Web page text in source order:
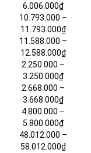
6.006.000₫
10.793.000 –
11.793.000₫
11.588.000 –
12.588.000₫
2.250.000 –
3.250.000₫
2.668.000 –
3.668.000₫
4.800.000 –
5.800.000₫
48.012.000 –
58.012.000₫